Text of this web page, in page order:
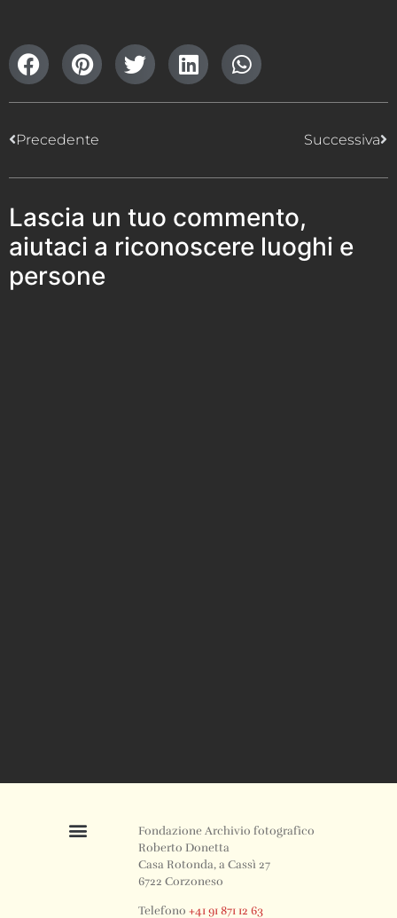
Precedente Successiva
Lascia un tuo commento,
aiutaci a riconoscere luoghi e
persone
Fondazione Archivio fotografico
Roberto Donetta
Casa Rotonda, a Cassì 27
6722 Corzoneso
Telefono+41 91 871 12 63